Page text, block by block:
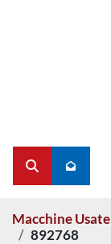
Cerca
Macchine Usate
892768